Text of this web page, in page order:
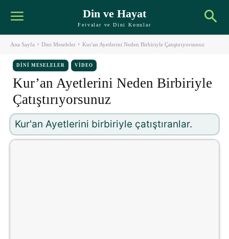
Din ve Hayat
Fetvalar ve Dini Konular
Ana Sayfa Dini Meseleler Kur'an Ayetlerini Neden Birbiriyle Çatıştırıyorsunuz
DINI MESELELER VIDEO
Kur’an Ayetlerini Neden Birbiriyle
Çatıştırıyorsunuz
Kur'an Ayetlerini birbiriyle çatıştıranlar.